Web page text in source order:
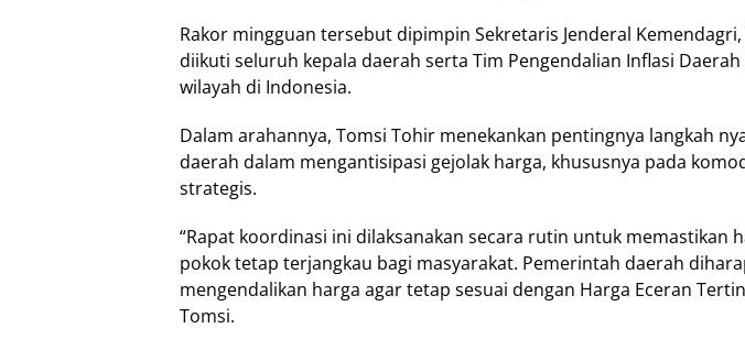
Rakor mingguan tersebut dipimpin Sekretaris Jenderal
diikuti seluruh kepala daerah serta Tim Pengendalian Inflasi Daerah
wilayah di Indonesia.
Dalam arahannya, Tomsi Tohir menekankan pentingnya langkah
daerah dalam mengantisipasi gejolak harga, khususnya pada
strategis.
“Rapat koordinasi ini dilaksanakan secara rutin untuk memastikan
pokok tetap terjangkau bagi masyarakat. Pemerintah daerah
mengendalikan harga agar tetap sesuai dengan Harga Eceran
Tomsi.